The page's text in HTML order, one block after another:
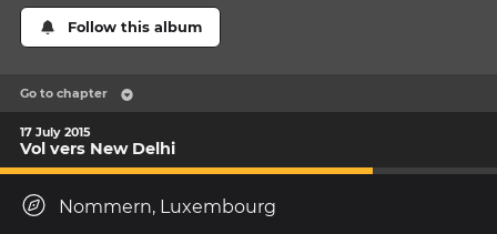
Follow this album
Go to chapter
17 July 2015
Vol vers New Delhi
Nommern, Luxembourg